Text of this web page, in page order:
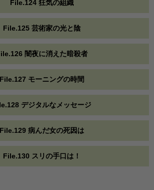
File.124 狂気の組織
File.125 芸術家の光と陰
闇夜に消えた暗殺者
File.127 モーニングの時間
デジタルなメッセージ
File.129 病んだ女の死因は
File.130 スリの手口は！